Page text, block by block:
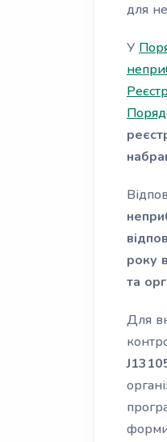
для
У
року
та
Для